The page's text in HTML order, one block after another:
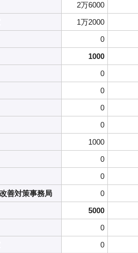
2万6000
1万2000
0
1000
0
0
0
0
1000
0
0
善対策事務局
0
5000
0
0